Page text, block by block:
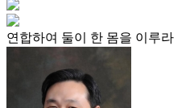
연합하여 둘이 한 몸을 이루라